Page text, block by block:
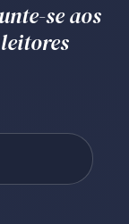
se aos